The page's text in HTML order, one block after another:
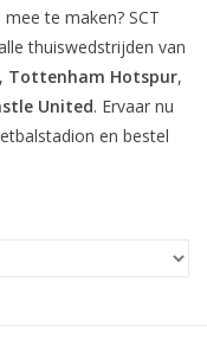
te maken? SCT
thuiswedstrijden van
, Tottenham Hotspur,
United. Ervaar nu
en bestel